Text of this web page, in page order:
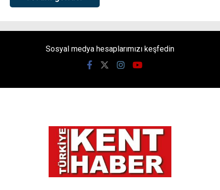
Sosyal medya hesaplarımızı keşfedin